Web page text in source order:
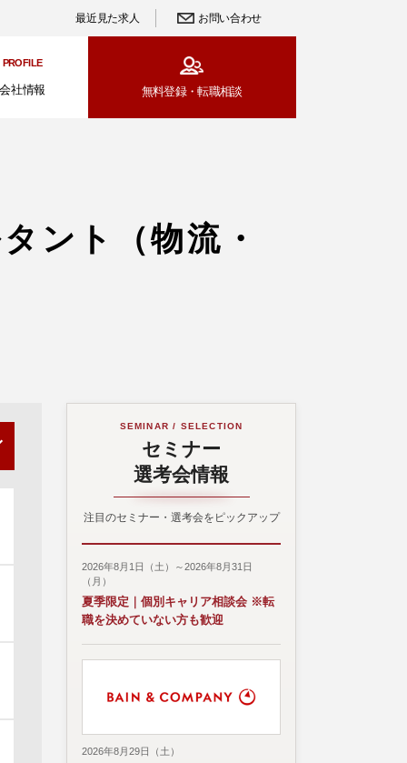
最近見た求人 お問い合わせ
PROFILE
会社情報 無料登録・転職相談
ント（物流・
SEMINAR / SELECTION
セミナー
選考会情報
注目のセミナー・選考会をピックアップ
2026年8月1日（土）～2026年8月31日
（月）
夏季限定｜個別キャリア相談会 ※転
職を決めていない方も歓迎
2026年8月29日（土）